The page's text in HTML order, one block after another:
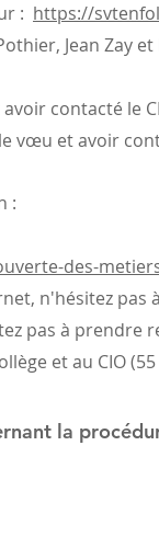
: https://
Jean Zay
contacté le
vœu et avoir
:
des-
n'hésitez
pas à prendre
et au CIO
la